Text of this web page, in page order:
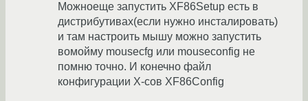
Можноеще запустить XF86Setup есть в
дистрибутивах(если нужно инсталировать)
и там настроить мышу можно запустить
вомойму mousecfg или mouseconfig не
помню точно. И конечно файл
конфигурации X-сов XF86Config